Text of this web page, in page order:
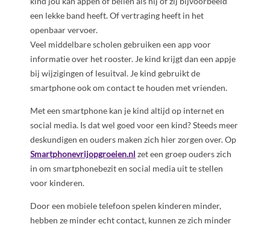
een lekke band heeft. Of vertraging heeft in het
openbaar vervoer.
Veel middelbare scholen gebruiken een app voor
informatie over het rooster. Je kind krijgt dan een appje
bij wijzigingen of lesuitval. Je kind gebruikt de
smartphone ook om contact te houden met vrienden.
Met een smartphone kan je kind altijd op internet en
social media. Is dat wel goed voor een kind? Steeds meer
deskundigen en ouders maken zich hier zorgen over. Op
Smartphonevrijopgroeien.nl zet een groep ouders zich
in om smartphonebezit en social media uit te stellen
voor kinderen.
Door een mobiele telefoon spelen kinderen minder,
hebben ze minder echt contact, kunnen ze zich minder